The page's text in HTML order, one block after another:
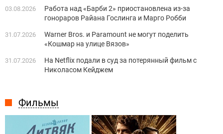
Фильмы
03.08.2026
Работа над «Барби 2» приостановлена из-за
гонораров Райана Гослинга и Марго Робби
31.07.2026
Warner Bros. и Paramount не могут поделить
«Кошмар на улице Вязов»
31.07.2026
На Netflix подали в суд за потерянный фильм с
Николасом Кейджем